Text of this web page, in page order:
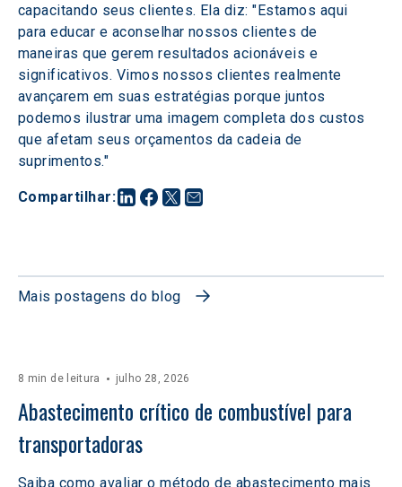
Compartilhar:
capacitando seus clientes. Ela diz: "Estamos aqui
para educar e aconselhar nossos clientes de
maneiras que gerem resultados acionáveis e
significativos. Vimos nossos clientes realmente
avançarem em suas estratégias porque juntos
podemos ilustrar uma imagem completa dos custos
que afetam seus orçamentos da cadeia de
suprimentos."
Mais postagens do blog
8 min de leitura julho 28, 2026
Abastecimento crítico de combustível para
transportadoras
Saiba como avaliar o método de abastecimento mais